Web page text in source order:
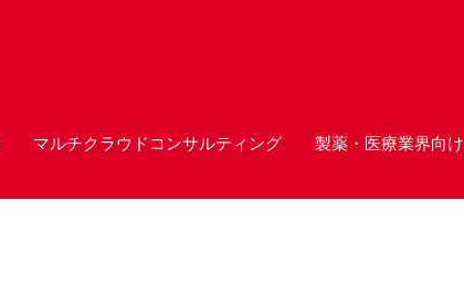
マルチクラウドコンサルティング 製薬・医療業界向け